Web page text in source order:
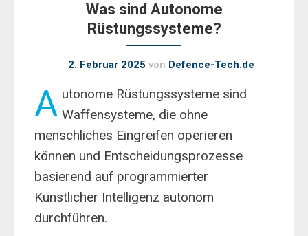
Was sind Autonome
Rüstungssysteme?
2. Februar 2025 von Defence-Tech.de
A utonome Rüstungssysteme sind
Waffensysteme, die ohne
menschliches Eingreifen operieren
können und Entscheidungsprozesse
basierend auf programmierter
Künstlicher Intelligenz autonom
durchführen.